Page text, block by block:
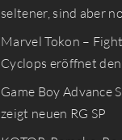
seltener, sind aber
Marvel Tokon –
Cyclops eröffnet den
Game Boy Advance
zeigt neuen RG SP